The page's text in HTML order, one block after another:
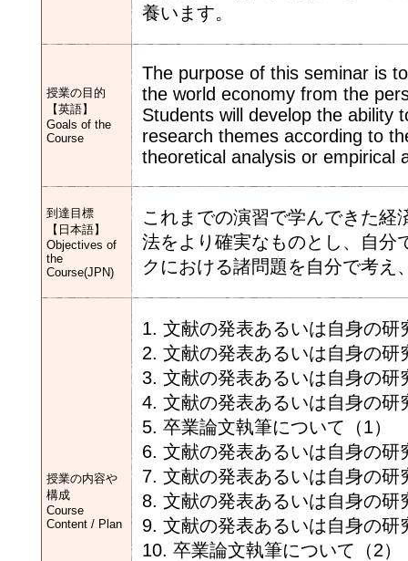
養います。
授業の目的
【英語】
Goals of the
Course
The purpose of this seminar is
the world economy from the
Students will develop the ability
research themes according to
theoretical analysis or empirical
到達目標
【日本語】
Objectives of
the
Course(JPN)
これまでの演習で学んできた経
法をより確実なものとし、自分
クにおける諸問題を自分で考え
授業の内容や
構成
Course
Content / Plan
1. 文献の発表あるいは自身の研
2. 文献の発表あるいは自身の研
3. 文献の発表あるいは自身の研
4. 文献の発表あるいは自身の研
5. 卒業論文執筆について（1）
6. 文献の発表あるいは自身の研
7. 文献の発表あるいは自身の研
8. 文献の発表あるいは自身の研
9. 文献の発表あるいは自身の研
10. 卒業論文執筆について（2）